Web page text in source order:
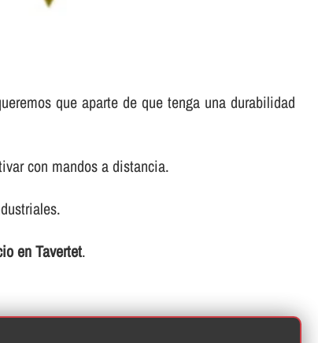
que aparte de que tenga una durabilidad
con mandos a distancia.
en Tavertet.